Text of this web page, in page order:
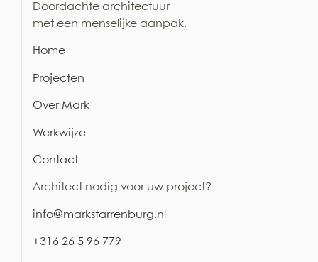
Doordachte architectuur
met een menselijke aanpak.
Home
Projecten
Over Mark
Werkwijze
Contact
Architect nodig voor uw project?
info@markstarrenburg.nl
+316 26 5 96 779